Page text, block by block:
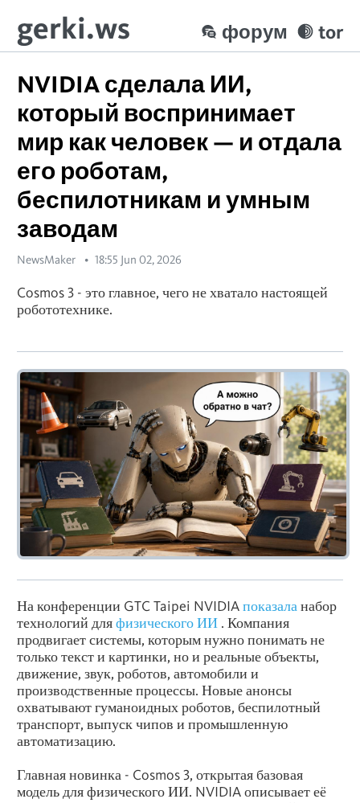
gerki.ws tor
форум
NVIDIA сделала ИИ,
который воспринимает
мир как человек — и отдала
его роботам,
беспилотникам и умным
заводам
NewsMaker 18:55 Jun 02, 2026
Cosmos 3 - это главное, чего не хватало настоящей
робототехнике.
На конференции GTC Taipei NVIDIAпоказала набор
технологий дляфизического ИИ . Компания
продвигает системы, которым нужно понимать не
только текст и картинки, но и реальные объекты,
движение, звук, роботов, автомобили и
производственные процессы. Новые анонсы
охватывают гуманоидных роботов, беспилотный
транспорт, выпуск чипов и промышленную
автоматизацию.
Главная новинка - Cosmos 3, открытая базовая
модель для физического ИИ. NVIDIA описывает её